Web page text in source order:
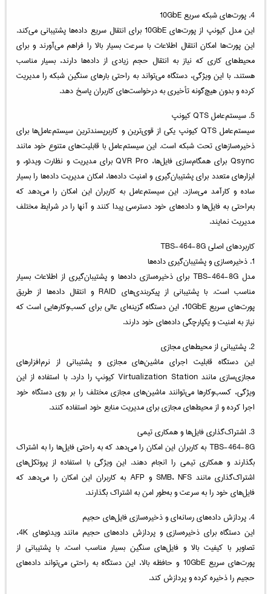
4. پورت‌های شبکه سریع 10GbE
این مدل کیونپ از پورت‌های 10GbE برای انتقال سریع داده‌ها پشتیبانی می‌کند.
این پورت‌ها امکان انتقال اطلاعات با سرعت بسیار بالا را فراهم می‌آورند و برای
محیط‌های کاری که نیاز به انتقال حجم زیادی از داده‌ها دارند، بسیار مناسب
هستند. با این ویژگی، دستگاه می‌تواند به راحتی بارهای سنگین شبکه را مدیریت
کرده و بدون هیچ‌گونه تأخیری به درخواست‌های کاربران پاسخ دهد.
5. سیستم‌عامل QTS کیونپ
سیستم‌عامل QTS کیونپ یکی از قوی‌ترین و کاربرپسندترین سیستم‌عامل‌ها برای
ذخیره‌سازهای تحت شبکه است. این سیستم‌عامل با قابلیت‌های متنوع خود مانند
Qsync برای همگام‌سازی فایل‌ها، QVR Pro برای مدیریت و نظارت ویدئو، و
ابزارهای متعدد برای پشتیبان‌گیری و امنیت داده‌ها، امکان مدیریت داده‌ها را بسیار
ساده و کارآمد می‌سازد. این سیستم‌عامل به کاربران این امکان را می‌دهد که
به‌راحتی به فایل‌ها و داده‌های خود دسترسی پیدا کنند و آنها را در شرایط مختلف
مدیریت نمایند.
کاربردهای اصلی TBS-464-8G
1. ذخیره‌سازی و پشتیبان‌گیری داده‌ها
مدل TBS-464-8G برای ذخیره‌سازی داده‌ها و پشتیبان‌گیری از اطلاعات بسیار
مناسب است. با پشتیبانی از پیکربندی‌های RAID و انتقال داده‌ها از طریق
پورت‌های سریع 10GbE، این دستگاه گزینه‌ای عالی برای کسب‌وکارهایی است که
نیاز به امنیت و یکپارچگی داده‌های خود دارند.
2. پشتیبانی از محیط‌های مجازی
این دستگاه قابلیت اجرای ماشین‌های مجازی و پشتیبانی از نرم‌افزارهای
مجازی‌سازی مانند Virtualization Station کیونپ را دارد. با استفاده از این
ویژگی، کسب‌وکارها می‌توانند ماشین‌های مجازی مختلف را بر روی دستگاه خود
اجرا کرده و از محیط‌های مجازی برای مدیریت منابع خود استفاده کنند.
3. اشتراک‌گذاری فایل‌ها و همکاری تیمی
TBS-464-8G به کاربران این امکان را می‌دهد که به راحتی فایل‌ها را به اشتراک
بگذارند و همکاری تیمی را انجام دهند. این ویژگی با استفاده از پروتکل‌های
اشتراک‌گذاری مانند SMB، NFS و AFP به کاربران این امکان را می‌دهد که
فایل‌های خود را به سرعت و به‌طور امن به اشتراک بگذارند.
4. پردازش داده‌های رسانه‌ای و ذخیره‌سازی فایل‌های حجیم
این دستگاه برای ذخیره‌سازی و پردازش داده‌های حجیم مانند ویدئوهای 4K،
تصاویر با کیفیت بالا و فایل‌های سنگین بسیار مناسب است. با پشتیبانی از
پورت‌های سریع 10GbE و حافظه بالا، این دستگاه به راحتی می‌تواند داده‌های
حجیم را ذخیره کرده و پردازش کند.